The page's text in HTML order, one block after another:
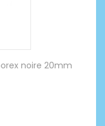
noire 20mm